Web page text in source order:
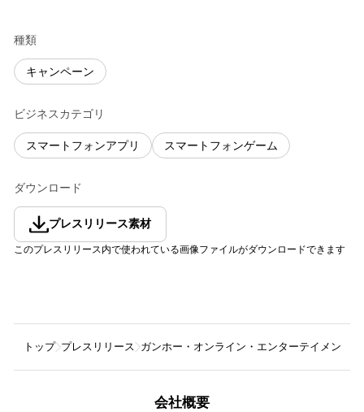
種類
キャンペーン
ビジネスカテゴリ
スマートフォンアプリ スマートフォンゲーム
ダウンロード
プレスリリース素材
このプレスリリース内で使われている画像ファイルがダウンロードできます
トップ プレスリリース ガンホー・オンライン・エンターテイメント
会社概要